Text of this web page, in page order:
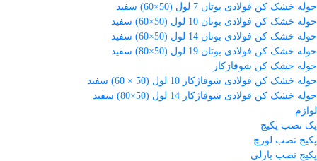
حوله خشک کن فولادی بوتان 7 لول (50×60) سفید
حوله خشک کن فولادی بوتان 10 لول (50×60) سفید
حوله خشک کن فولادی بوتان 14 لول (50×60) سفید
حوله خشک کن فولادی بوتان 19 لول (50×80) سفید
حوله خشک کن شوفاژکار
حوله خشک کن فولادی شوفاژکار 10 لول (50 × 60) سفید
حوله خشک کن فولادی شوفاژکار 14 لول (50×80) سفید
لوازم
پک نصب پکیج
پکیج نصب لورچ
پکیج نصب بارلی